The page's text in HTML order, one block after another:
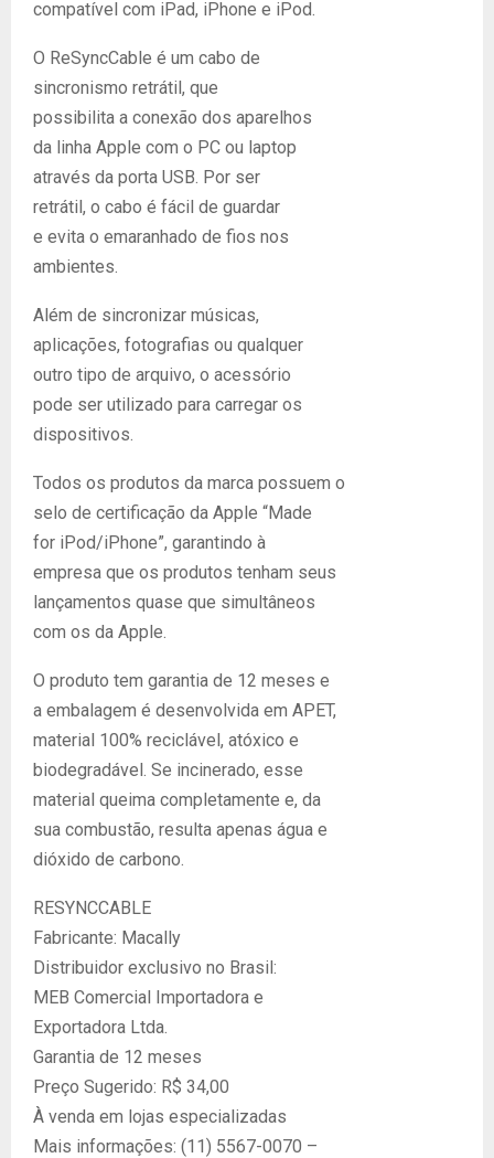
compatível com iPad, iPhone e iPod.
O ReSyncCable é um cabo de
sincronismo retrátil, que
possibilita a conexão dos aparelhos
da linha Apple com o PC ou laptop
através da porta USB. Por ser
retrátil, o cabo é fácil de guardar
e evita o emaranhado de fios nos
ambientes.
Além de sincronizar músicas,
aplicações, fotografias ou qualquer
outro tipo de arquivo, o acessório
pode ser utilizado para carregar os
dispositivos.
Todos os produtos da marca possuem o
selo de certificação da Apple “Made
for iPod/iPhone”, garantindo à
empresa que os produtos tenham seus
lançamentos quase que simultâneos
com os da Apple.
O produto tem garantia de 12 meses e
a embalagem é desenvolvida em APET,
material 100% reciclável, atóxico e
biodegradável. Se incinerado, esse
material queima completamente e, da
sua combustão, resulta apenas água e
dióxido de carbono.
RESYNCCABLE
Fabricante: Macally
Distribuidor exclusivo no Brasil:
MEB Comercial Importadora e
Exportadora Ltda.
Garantia de 12 meses
Preço Sugerido: R$ 34,00
À venda em lojas especializadas
Mais informações: (11) 5567-0070 –